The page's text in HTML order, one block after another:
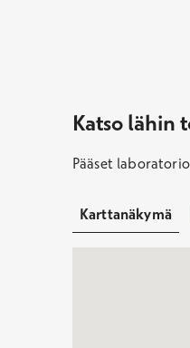
osiosta. Kun
Katso lähin
Pääset
Karttanäkymä